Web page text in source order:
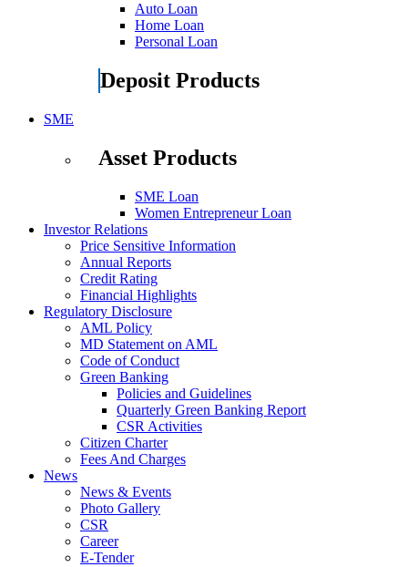
Auto Loan
Home Loan
Personal Loan
Deposit Products
SME
Asset Products
SME Loan
Women Entrepreneur Loan
Investor Relations
Price Sensitive Information
Annual Reports
Credit Rating
Financial Highlights
Regulatory Disclosure
AML Policy
MD Statement on AML
Code of Conduct
Green Banking
Policies and Guidelines
Quarterly Green Banking Report
CSR Activities
Citizen Charter
Fees And Charges
News
News & Events
Photo Gallery
CSR
Career
E-Tender